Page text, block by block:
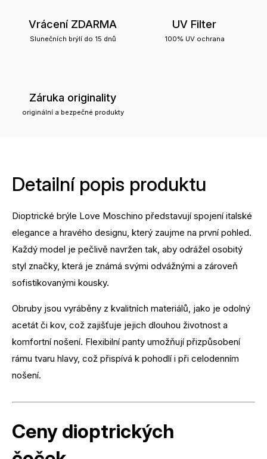
Vrácení ZDARMA
Slunečních brýlí do 15 dnů
UV Filter
100% UV ochrana
Záruka originality
originální a bezpečné produkty
Detailní popis produktu
Dioptrické brýle Love Moschino představují spojení italské
elegance a hravého designu, který zaujme na první pohled.
Každý model je pečlivě navržen tak, aby odrážel osobitý
styl značky, která je známá svými odvážnými a zároveň
sofistikovanými kousky.
Obruby jsou vyráběny z kvalitních materiálů, jako je odolný
acetát či kov, což zajišťuje jejich dlouhou životnost a
komfortní nošení. Flexibilní panty umožňují přizpůsobení
rámu tvaru hlavy, což přispívá k pohodlí i při celodenním
nošení.
Ceny dioptrických